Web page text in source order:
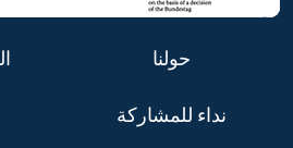
حولنا
نداء للمشاركة